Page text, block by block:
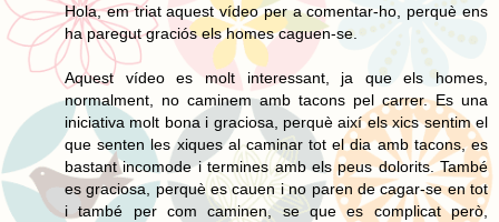
Hola, em triat aquest vídeo per a comentar-ho, perquè ens
ha paregut graciós els homes caguen-se.
Aquest vídeo es molt interessant, ja que els homes,
normalment, no caminem amb tacons pel carrer. Es una
iniciativa molt bona i graciosa, perquè així els xics sentim el
que senten les xiques al caminar tot el dia amb tacons, es
bastant incomode i termines amb els peus dolorits. També
es graciosa, perquè es cauen i no paren de cagar-se en tot
i també per com caminen, se que es complicat però,